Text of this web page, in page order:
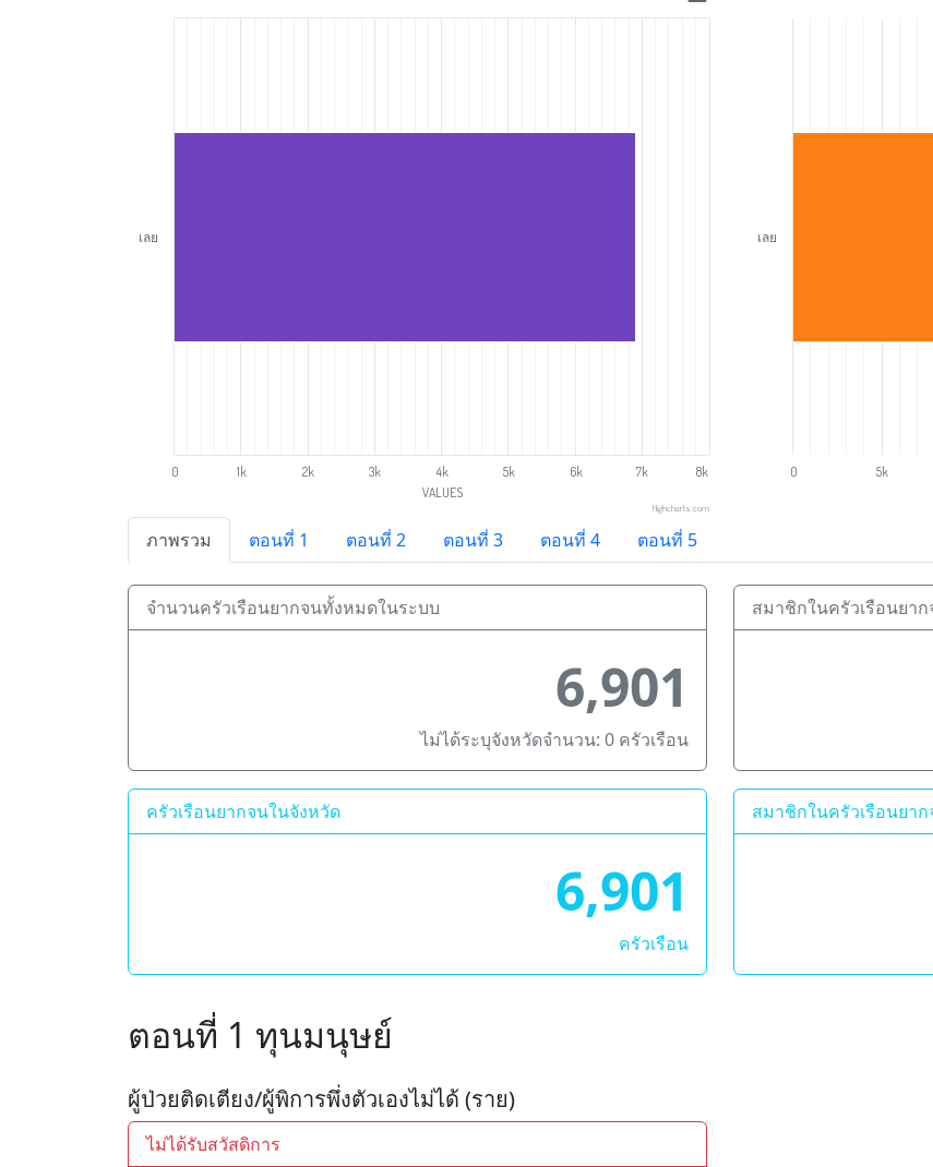
VALUES
เลย
0 1k 2k 3k 4k 5k 6k 7k 8k
Highcharts.com
เลย
0 5k
ภาพรวม ตอนที่ 1 ตอนที่ 2 ตอนที่ 3 ตอนที่ 4 ตอนที่ 5
จำนวนครัวเรือนยากจนทั้งหมดในระบบ
6,901
ไม่ได้ระบุจังหวัดจำนวน: 0 ครัวเรือน
สมาชิกในครัวเรือนยา
ครัวเรือนยากจนในจังหวัด
6,901
ครัวเรือน
สมาชิกในครัวเรือนยา
ตอนที่ 1 ทุนมนุษย์
ผู้ป่วยติดเตียง/ผู้พิการพึ่งตัวเองไม่ได้ (ราย)
ไม่ได้รับสวัสดิการ